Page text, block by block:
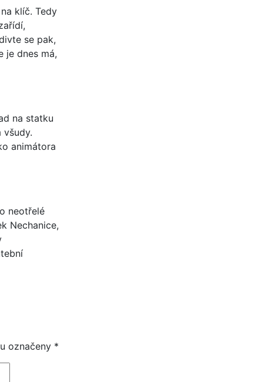
klíč. Tedy
se pak,
je dnes má,
na statku
všudy.
animátora
neotřelé
Nechanice,
označeny *